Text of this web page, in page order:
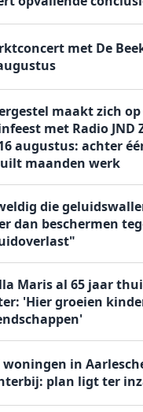
met De
maakt zich
met Radio JND
augustus: achter
maanden werk
die
dan beschermen
Maris al 65 jaar
'Hier groeien
woningen in
plan ligt ter